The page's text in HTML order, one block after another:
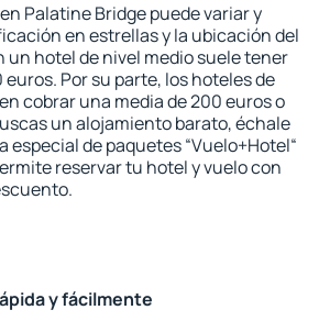
Palatine Bridge puede variar y
en estrellas y la ubicación del
un hotel de nivel medio suele tener
Por su parte, los hoteles de
cobrar una media de 200 euros o
un alojamiento barato, échale
especial de paquetes “Vuelo+Hotel“
reservar tu hotel y vuelo con
y fácilmente